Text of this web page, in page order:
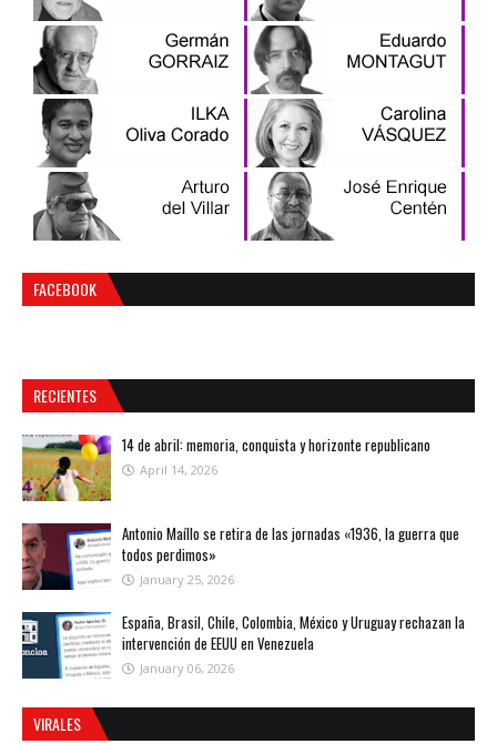
FACEBOOK
RECIENTES
14 de abril: memoria, conquista y horizonte republicano
April 14, 2026
Antonio Maíllo se retira de las jornadas «1936, la guerra que
todos perdimos»
January 25, 2026
España, Brasil, Chile, Colombia, México y Uruguay rechazan la
intervención de EEUU en Venezuela
January 06, 2026
VIRALES